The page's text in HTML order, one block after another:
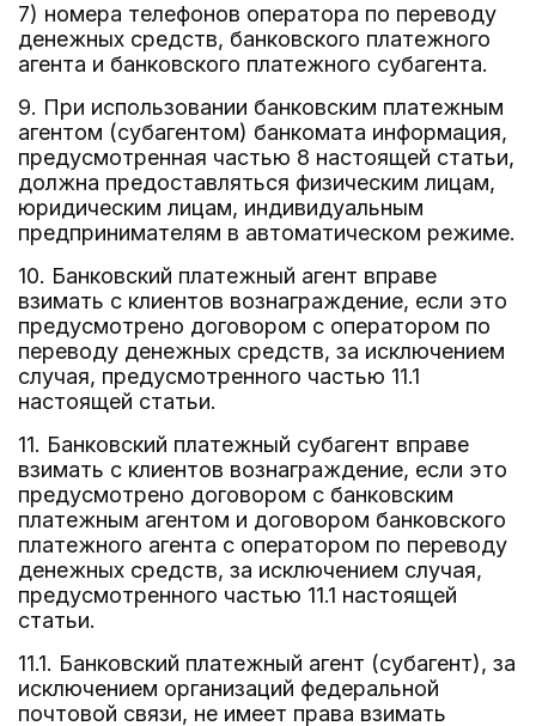
7) номера телефонов оператора по переводу
денежных средств, банковского платежного
агента и банковского платежного субагента.
9. При использовании банковским платежным
агентом (субагентом) банкомата информация,
предусмотренная частью 8 настоящей статьи,
должна предоставляться физическим лицам,
юридическим лицам, индивидуальным
предпринимателям в автоматическом режиме.
10. Банковский платежный агент вправе
взимать с клиентов вознаграждение, если это
предусмотрено договором с оператором по
переводу денежных средств, за исключением
случая, предусмотренного частью 11.1
настоящей статьи.
11. Банковский платежный субагент вправе
взимать с клиентов вознаграждение, если это
предусмотрено договором с банковским
платежным агентом и договором банковского
платежного агента с оператором по переводу
денежных средств, за исключением случая,
предусмотренного частью 11.1 настоящей
статьи.
11.1. Банковский платежный агент (субагент), за
исключением организаций федеральной
почтовой связи, не имеет права взимать